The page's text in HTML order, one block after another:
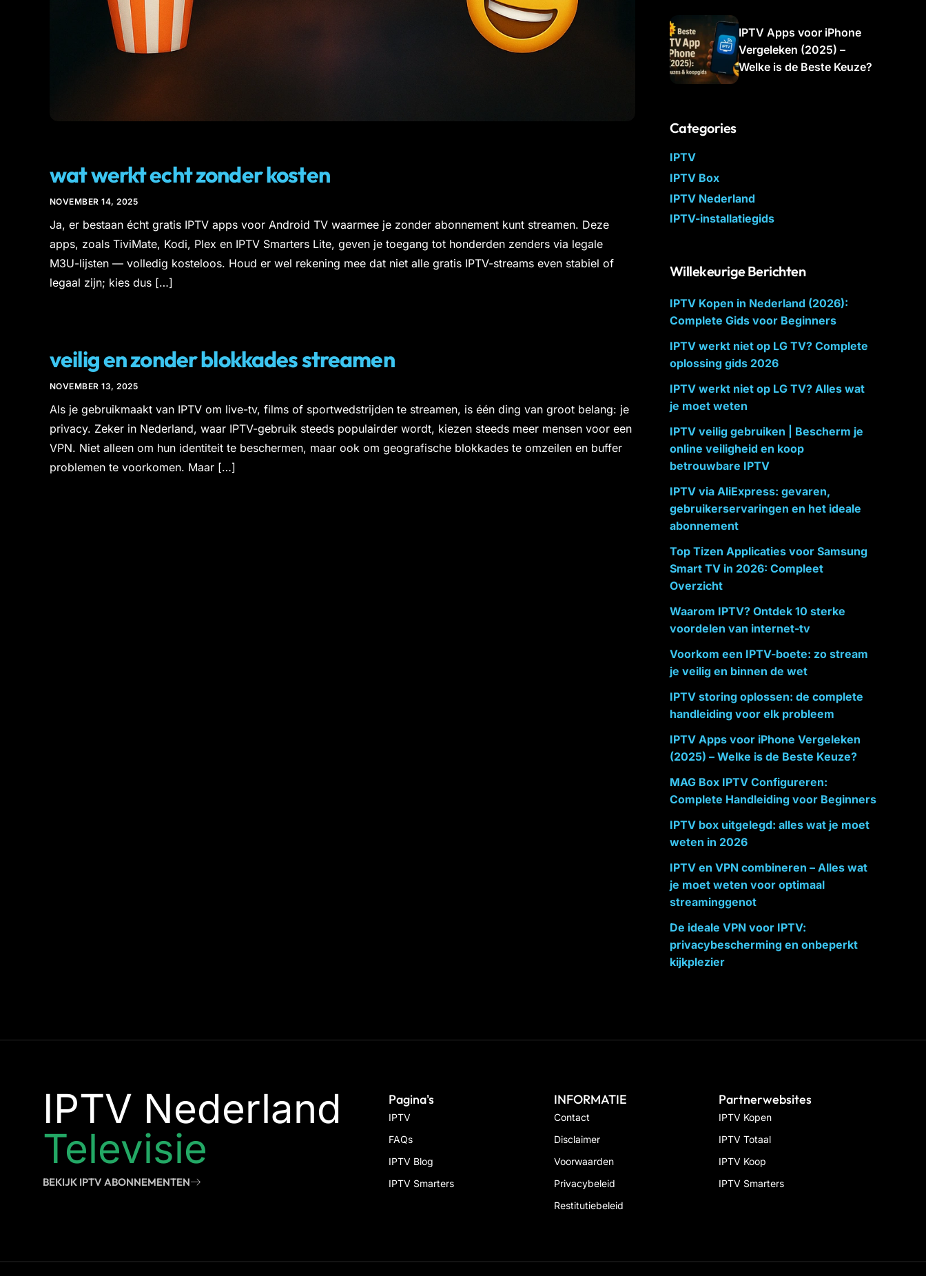
wat werkt echt zonder kosten
NOVEMBER 14, 2025
Ja, er bestaan écht gratis IPTV apps voor Android TV waarmee je zonder abonnement kunt streamen. Deze
apps, zoals TiviMate, Kodi, Plex en IPTV Smarters Lite, geven je toegang tot honderden zenders via legale
M3U-lijsten — volledig kosteloos. Houd er wel rekening mee dat niet alle gratis IPTV-streams even stabiel of
legaal zijn; kies dus […]
veilig en zonder blokkades streamen
NOVEMBER 13, 2025
Als je gebruikmaakt van IPTV om live-tv, films of sportwedstrijden te streamen, is één ding van groot belang: je
privacy. Zeker in Nederland, waar IPTV-gebruik steeds populairder wordt, kiezen steeds meer mensen voor een
VPN. Niet alleen om hun identiteit te beschermen, maar ook om geografische blokkades te omzeilen en buffer
problemen te voorkomen. Maar […]
IPTV Apps voor iPhone
Vergeleken (2025) –
Welke is de Beste Keuze?
Categories
IPTV
IPTV Box
IPTV Nederland
IPTV-installatiegids
Willekeurige Berichten
IPTV Kopen in Nederland (2026):
Complete Gids voor Beginners
IPTV werkt niet op LG TV? Complete
oplossing gids 2026
IPTV werkt niet op LG TV? Alles wat
je moet weten
IPTV veilig gebruiken | Bescherm je
online veiligheid en koop
betrouwbare IPTV
IPTV via AliExpress: gevaren,
gebruikerservaringen en het ideale
abonnement
Top Tizen Applicaties voor Samsung
Smart TV in 2026: Compleet
Overzicht
Waarom IPTV? Ontdek 10 sterke
voordelen van internet-tv
Voorkom een IPTV-boete: zo stream
je veilig en binnen de wet
IPTV storing oplossen: de complete
handleiding voor elk probleem
IPTV Apps voor iPhone Vergeleken
(2025) – Welke is de Beste Keuze?
MAG Box IPTV Configureren:
Complete Handleiding voor Beginners
IPTV box uitgelegd: alles wat je moet
weten in 2026
IPTV en VPN combineren – Alles wat
je moet weten voor optimaal
streaminggenot
De ideale VPN voor IPTV:
privacybescherming en onbeperkt
kijkplezier
IPTV Nederland
Televisie
BEKIJK IPTV ABONNEMENTEN
Pagina's
IPTV
FAQs
IPTV Blog
IPTV Smarters
INFORMATIE
Contact
Disclaimer
Voorwaarden
Privacybeleid
Restitutiebeleid
Partnerwebsites
IPTV Kopen
IPTV Totaal
IPTV Koop
IPTV Smarters